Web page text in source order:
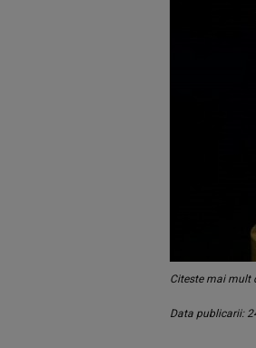
Citeste mai mult
Data publicarii: